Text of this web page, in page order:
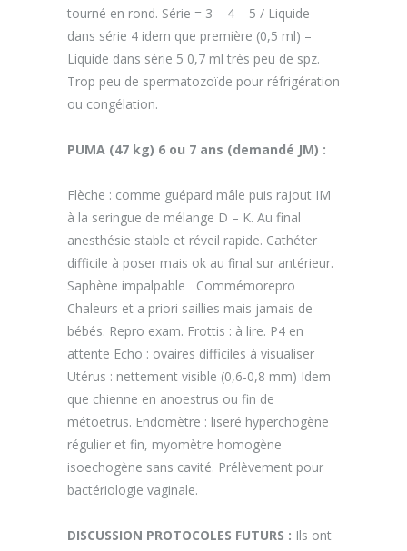
tourné en rond. Série = 3 – 4 – 5 / Liquide
dans série 4 idem que première (0,5 ml) –
Liquide dans série 5 0,7 ml très peu de spz.
Trop peu de spermatozoïde pour réfrigération
ou congélation.
PUMA (47 kg) 6 ou 7 ans (demandé JM) :
Flèche : comme guépard mâle puis rajout IM
à la seringue de mélange D – K. Au final
anesthésie stable et réveil rapide. Cathéter
difficile à poser mais ok au final sur antérieur.
Saphène impalpable Commémorepro
Chaleurs et a priori saillies mais jamais de
bébés. Repro exam. Frottis : à lire. P4 en
attente Echo : ovaires difficiles à visualiser
Utérus : nettement visible (0,6-0,8 mm) Idem
que chienne en anoestrus ou fin de
métoetrus. Endomètre : liseré hyperchogène
régulier et fin, myomètre homogène
isoechogène sans cavité. Prélèvement pour
bactériologie vaginale.
DISCUSSION PROTOCOLES FUTURS : Ils ont